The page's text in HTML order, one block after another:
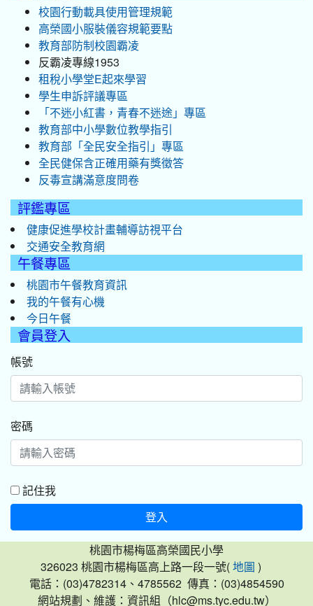
校園行動載具使用管理規範
高榮國小服裝儀容規範要點
教育部防制校園霸凌
反霸凌專線1953
租稅小學堂E起來學習
學生申訴評議專區
「不迷小紅書，青春不迷途」專區
教育部中小學數位教學指引
教育部「全民安全指引」專區
全民健保含正確用藥有獎徵答
反毒宣講滿意度問卷
評鑑專區
健康促進學校計畫輔導訪視平台
交通安全教育網
午餐專區
桃園市午餐教育資訊
我的午餐有心機
今日午餐
會員登入
帳號
密碼
記住我
登入
桃園市楊梅區高榮國民小學
326023 桃園市楊梅區高上路一段一號( 地圖 )
電話：(03)4782314、4785562 傳真：(03)4854590
網站規劃、維護：資訊組（hlc@ms.tyc.edu.tw）